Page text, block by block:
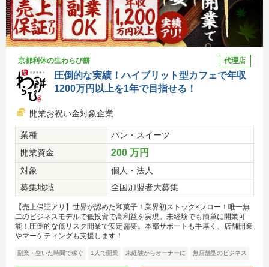
京都利休の生わらび餅 代理店
圧倒的な実績！ハイブリット型カフェで年収
1200万円以上を1年で目指せる！
開業お祝い金対象企業
業種
パン・スイーツ
開業資金
200 万円
対象
個人・法人
募集地域
全国加盟者大募集
【売上保証アリ】世界が認めた和菓子！業界初ストック×フロー！唯一無
二のビジネスモデルで低投資で高利益を実現。未経験でも簡単に開業可
能！圧倒的な低リスク開業で安定需要。本部サポートも手厚く、店舗開業
やマーケティングも支援します！
副業・空いた時間で稼ぐ 1人で開業 未経験からオーナーに 無店舗型のビジネス